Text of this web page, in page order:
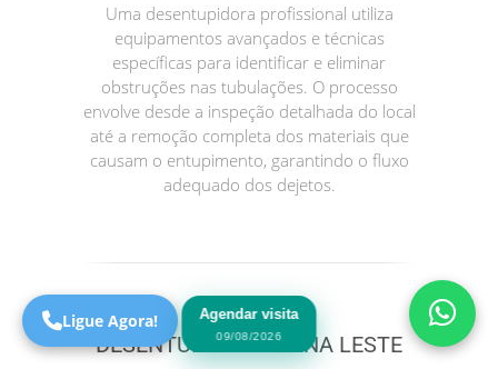
Uma desentupidora profissional utiliza
equipamentos avançados e técnicas
específicas para identificar e eliminar
obstruções nas tubulações. O processo
envolve desde a inspeção detalhada do local
até a remoção completa dos materiais que
causam o entupimento, garantindo o fluxo
adequado dos dejetos.
DESENTUPIDORA ZONA LESTE
Agendar visita
09/08/2026
Precisa de Ajuda?
Online
Online
Ligue Agora!